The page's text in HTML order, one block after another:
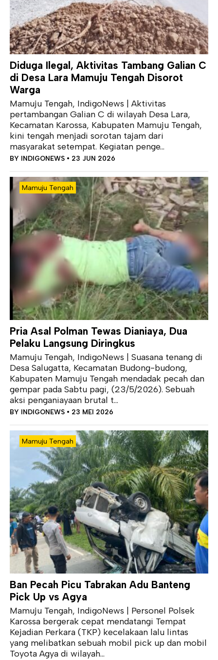
Diduga Ilegal, Aktivitas Tambang Galian C
di Desa Lara Mamuju Tengah Disorot
Warga
Mamuju Tengah, IndigoNews | Aktivitas
pertambangan Galian C di wilayah Desa Lara,
Kecamatan Karossa, Kabupaten Mamuju Tengah,
kini tengah menjadi sorotan tajam dari
masyarakat setempat. Kegiatan penge...
BY INDIGONEWS • 23 JUN 2026
Mamuju Tengah
Pria Asal Polman Tewas Dianiaya, Dua
Pelaku Langsung Diringkus
Mamuju Tengah, IndigoNews | Suasana tenang di
Desa Salugatta, Kecamatan Budong-budong,
Kabupaten Mamuju Tengah mendadak pecah dan
gempar pada Sabtu pagi, (23/5/2026). Sebuah
aksi penganiayaan brutal t...
BY INDIGONEWS • 23 MEI 2026
Mamuju Tengah
Ban Pecah Picu Tabrakan Adu Banteng
Pick Up vs Agya
Mamuju Tengah, IndigoNews | Personel Polsek
Karossa bergerak cepat mendatangi Tempat
Kejadian Perkara (TKP) kecelakaan lalu lintas
yang melibatkan sebuah mobil pick up dan mobil
Toyota Agya di wilayah...